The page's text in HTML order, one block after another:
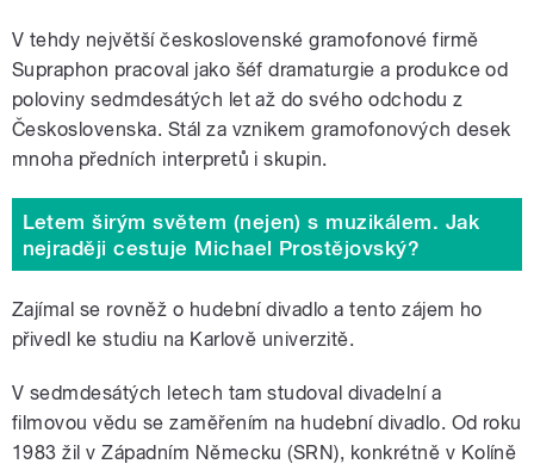
V tehdy největší československé gramofonové firmě
Supraphon pracoval jako šéf dramaturgie a produkce od
poloviny sedmdesátých let až do svého odchodu z
Československa. Stál za vznikem gramofonových desek
mnoha předních interpretů i skupin.
Letem širým světem (nejen) s muzikálem. Jak
nejraději cestuje Michael Prostějovský?
Zajímal se rovněž o hudební divadlo a tento zájem ho
přivedl ke studiu na Karlově univerzitě.
V sedmdesátých letech tam studoval divadelní a
filmovou vědu se zaměřením na hudební divadlo. Od roku
1983 žil v Západním Německu (SRN), konkrétně v Kolíně